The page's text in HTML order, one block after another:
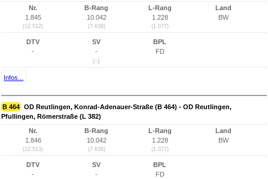
Nr.
1.845
(12.512)
B-Rang
10.042
(7.638)
L-Rang
1.228
(1.077)
Land
BW
DTV
-
SV
-
(-)
BPL
FD
Infos...
B 464 OD Reutlingen, Konrad-Adenauer-Straße (B 464) - OD Reutlingen,
Pfullingen, Römerstraße (L 382)
Nr.
1.846
(12.513)
B-Rang
10.042
(7.638)
L-Rang
1.228
(1.077)
Land
BW
DTV
-
SV
-
BPL
FD